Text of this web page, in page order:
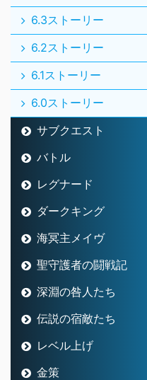
6.3ストーリー
6.2ストーリー
6.1ストーリー
6.0ストーリー
サブクエスト
バトル
レグナード
ダークキング
海冥主メイヴ
聖守護者の闘戦記
深淵の咎人たち
伝説の宿敵たち
レベル上げ
金策